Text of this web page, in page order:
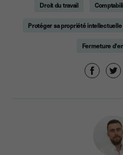
Droit du travail
Protéger sa propriété intellectuelle
Fermeture